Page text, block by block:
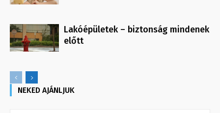
Lakóépületek – biztonság mindenek
előtt
NEKED AJÁNLJUK